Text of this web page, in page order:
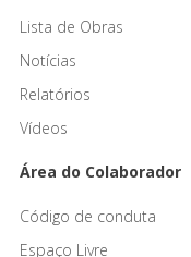
Lista de Obras
Notícias
Relatórios
Vídeos
Área do Colaborador
Código de conduta
Espaço Livre